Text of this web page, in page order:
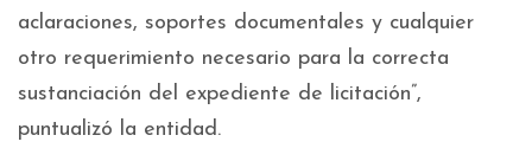
aclaraciones, soportes documentales y cualquier
otro requerimiento necesario para la correcta
sustanciación del expediente de licitación”,
puntualizó la entidad.